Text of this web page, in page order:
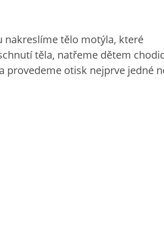
nakreslíme tělo motýla, které
těla, natřeme dětem
provedeme otisk nejprve jedné